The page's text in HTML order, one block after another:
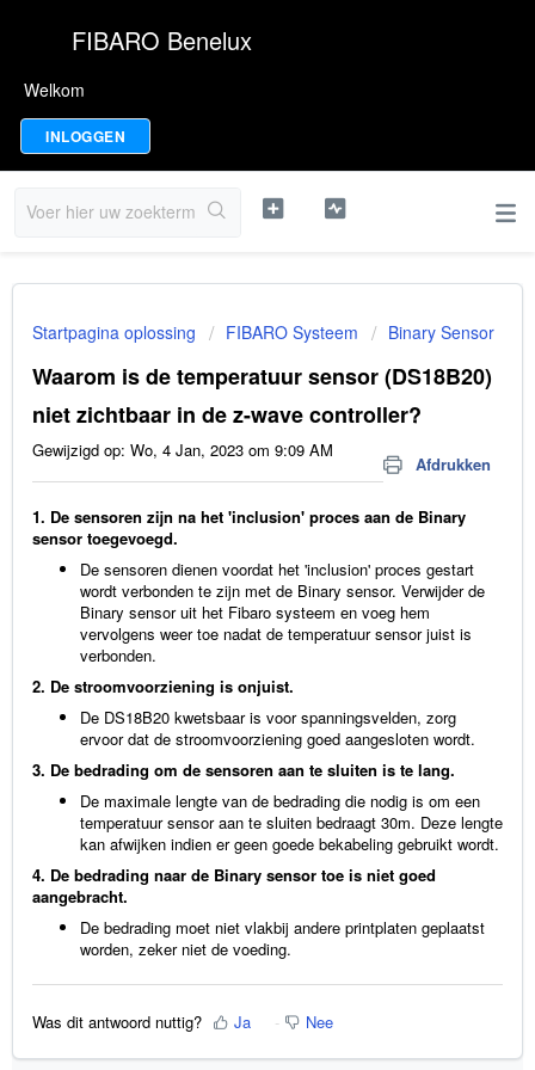
FIBARO Benelux
Welkom
INLOGGEN
Startpagina oplossing FIBARO Systeem Binary Sensor
Waarom is de temperatuur sensor (DS18B20)
niet zichtbaar in de z-wave controller?
Afdrukken
Gewijzigd op: Wo, 4 Jan, 2023 om 9:09 AM
1. De sensoren zijn na het 'inclusion' proces aan de Binary
sensor toegevoegd.
De sensoren dienen voordat het 'inclusion' proces gestart
wordt verbonden te zijn met de Binary sensor. Verwijder de
Binary sensor uit het Fibaro systeem en voeg hem
vervolgens weer toe nadat de temperatuur sensor juist is
verbonden.
2. De stroomvoorziening is onjuist.
De DS18B20 kwetsbaar is voor spanningsvelden, zorg
ervoor dat de stroomvoorziening goed aangesloten wordt.
3. De bedrading om de sensoren aan te sluiten is te lang.
De maximale lengte van de bedrading die nodig is om een
temperatuur sensor aan te sluiten bedraagt 30m. Deze lengte
kan afwijken indien er geen goede bekabeling gebruikt wordt.
4. De bedrading naar de Binary sensor toe is niet goed
aangebracht.
De bedrading moet niet vlakbij andere printplaten geplaatst
worden, zeker niet de voeding.
Was dit antwoord nuttig? Ja Nee